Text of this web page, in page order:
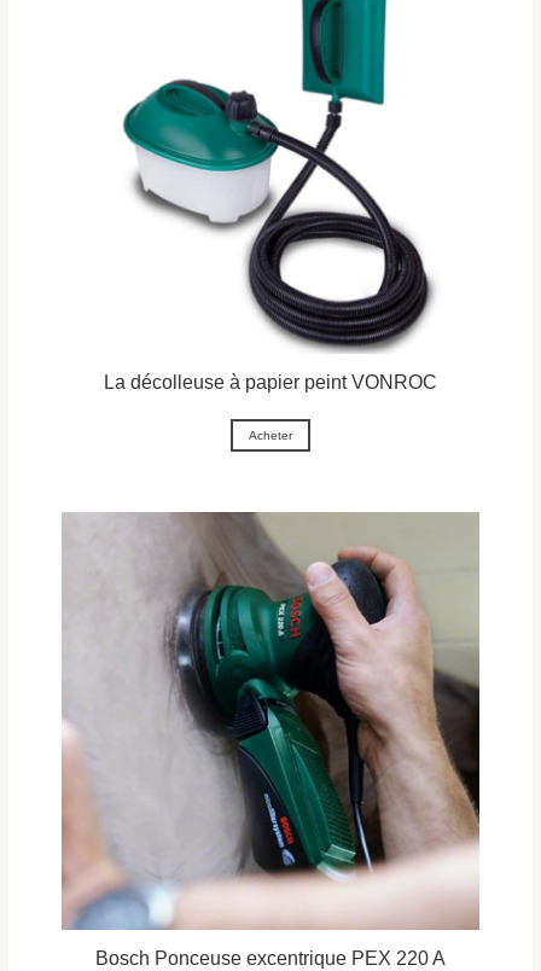
La décolleuse à papier peint VONROC
Acheter
Bosch Ponceuse excentrique PEX 220 A